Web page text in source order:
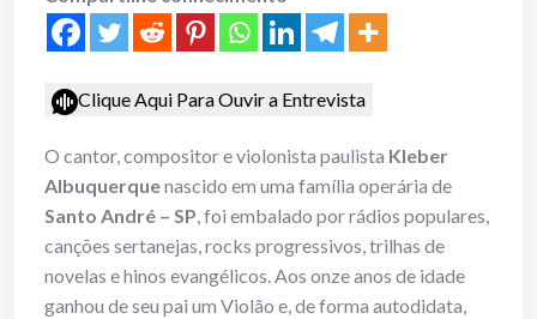
Clique Aqui Para Ouvir a Entrevista
O cantor, compositor e violonista paulista Kleber
Albuquerquenascido em uma família operária de
Santo André – SP, foi embalado por rádios populares,
canções sertanejas, rocks progressivos, trilhas de
novelas e hinos evangélicos. Aos onze anos de idade
ganhou de seu pai um Violão e, de forma autodidata,